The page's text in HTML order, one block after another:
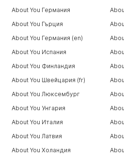
About You Германия
About You Гърция
About You Германия (en)
About You Испания
About You Финландия
About You Швейцария (fr)
About You Люксембург
About You Унгария
About You Италия
About You Латвия
About You Холандия